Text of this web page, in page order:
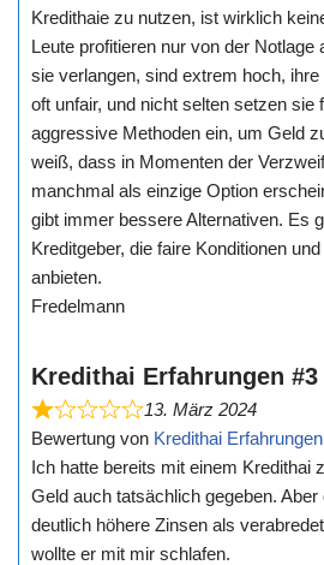
Kredithaie zu nutzen, ist wirklich
Leute profitieren nur von der Notlage
sie verlangen, sind extrem hoch,
oft unfair, und nicht selten setzen sie
aggressive Methoden ein, um Geld
weiß, dass in Momenten der
manchmal als einzige Option
gibt immer bessere Alternativen. Es
Kreditgeber, die faire Konditionen
anbieten.
Fredelmann
Kredithai Erfahrungen #3
13. März 2024
Bewertung von Kredithai Erfahrungen
Ich hatte bereits mit einem Kredithai
Geld auch tatsächlich gegeben.
deutlich höhere Zinsen als
wollte er mit mir schlafen.